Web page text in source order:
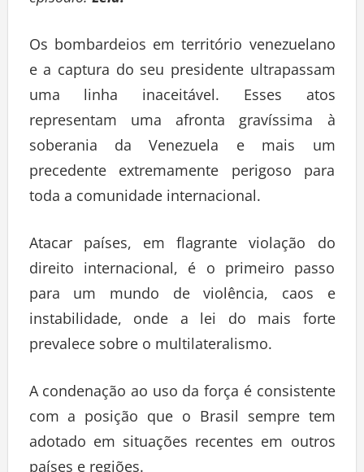
Os bombardeios em território venezuelano
e a captura do seu presidente ultrapassam
uma linha inaceitável. Esses atos
representam uma afronta gravíssima à
soberania da Venezuela e mais um
precedente extremamente perigoso para
toda a comunidade internacional.
Atacar países, em flagrante violação do
direito internacional, é o primeiro passo
para um mundo de violência, caos e
instabilidade, onde a lei do mais forte
prevalece sobre o multilateralismo.
A condenação ao uso da força é consistente
com a posição que o Brasil sempre tem
adotado em situações recentes em outros